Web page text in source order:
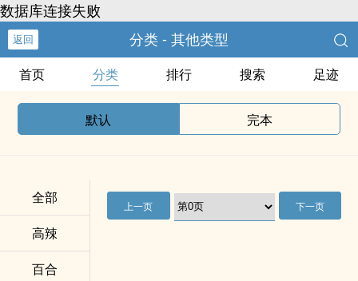
数据库连接失败
返回 分类 - 其他类型
首页 分类 排行 搜索 足迹
默认 完本
全部
高辣
百合
上一页 下一页